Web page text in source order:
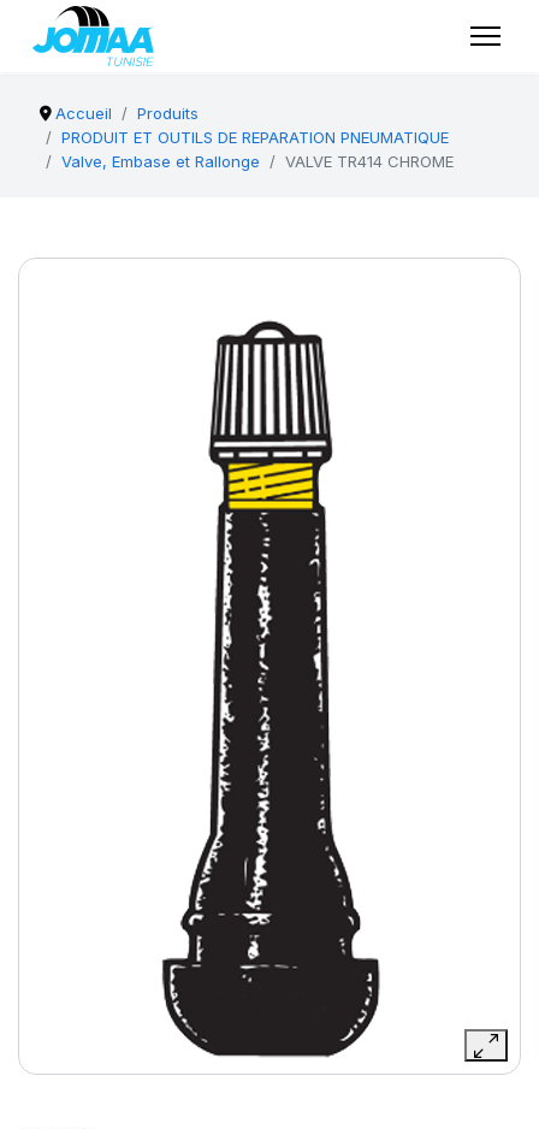
Accueil
Produits
PRODUIT ET OUTILS DE REPARATION PNEUMATIQUE
Valve, Embase et Rallonge
VALVE TR414 CHROME